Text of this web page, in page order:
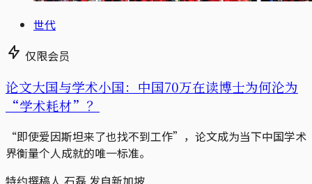
世代
仅限会员
论文大国与学术小国：中国70万在读博士为何沦为
“学术耗材”？
“即使爱因斯坦来了也找不到工作”，论文成为当下中国学术
界衡量个人成就的唯一标准。
特约撰稿人 石磊 发自新加坡